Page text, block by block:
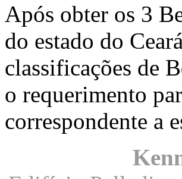
Após obter os 3
do estado do
classificações de
o requerimento
correspondente a